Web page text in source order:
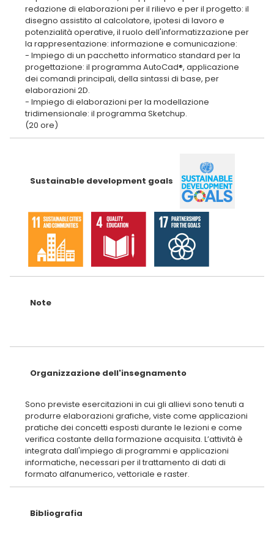
redazione di elaborazioni per il rilievo e per il progetto: il
disegno assistito al calcolatore, ipotesi di lavoro e
potenzialità operative, il ruolo dell'informatizzazione per
la rappresentazione: informazione e comunicazione:
- Impiego di un pacchetto informatico standard per la
progettazione: il programma AutoCad®, applicazione
dei comandi principali, della sintassi di base, per
elaborazioni 2D.
- Impiego di elaborazioni per la modellazione
tridimensionale: il programma Sketchup.
Sustainable development goals
Note
Organizzazione dell'insegnamento
Sono previste esercitazioni in cui gli allievi sono tenuti a
produrre elaborazioni grafiche, viste come applicazioni
pratiche dei concetti esposti durante le lezioni e come
verifica costante della formazione acquisita. L’attività è
integrata dall'impiego di programmi e applicazioni
informatiche, necessari per il trattamento di dati di
Bibliografia